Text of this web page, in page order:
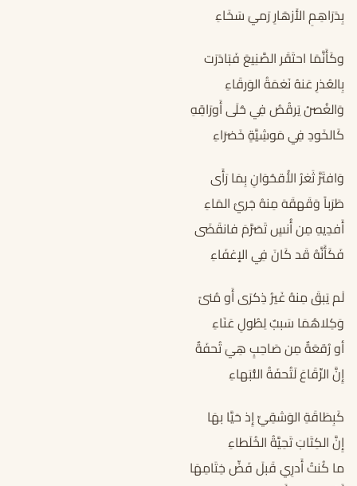
بِدَرَاهِمِ الأَزهَارِ رَميَ سَخَاءِ
وكَأَنَّمَا احتَقَر الصَّنِيعَ فَبَادَرَت
بِالعُذرِ عَنهُ نَغمَةُ الوَرقَاءِ
وَالغُصنُ يَرقُصُ فِي حُلَى أَورَاقِهِ
كَالخَودِ فِي مَوشِيَّةٍ خَضرَاءِ
وَافتَرَّ ثَغرُ الأُقحُوَانِ بِمَا رَأَى
طَرَباً وَقَهقَهَ مِنهُ جَريُ المَاءِ
أَفدِيهِ مِن أُنسٍ تَصَرَّمَ فانقَضَى
فَكَأَنَّهُ قَد كَانَ فِي الإغفَاءِ
لَم يَبقَ مِنهُ غَيرُ ذِكرَى أَو مُنىً
وَكِلاهُمَا سَببٌ لِطُولِ عَنَاءِ
أو رُقعَةٌ مِن صَاحِبٍ هِيَ تُحفَةٌ
إِنَّ الرِّقَاعَ لَتُحفَةُ النُّبَهاءِ
كَبِطَاقَةِ الوَشقِيِّ إِذ حَيَّا بهَا
إِنَّ الكِتَابَ تَحِيَّةُ الخُلَطاءِ
ما كُنتُ أَدرِي قَبلَ فَضِّ خِتَامِهَا